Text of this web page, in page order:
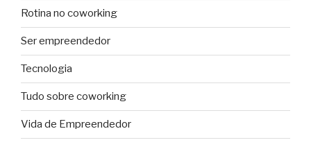
Rotina no coworking
Ser empreendedor
Tecnologia
Tudo sobre coworking
Vida de Empreendedor